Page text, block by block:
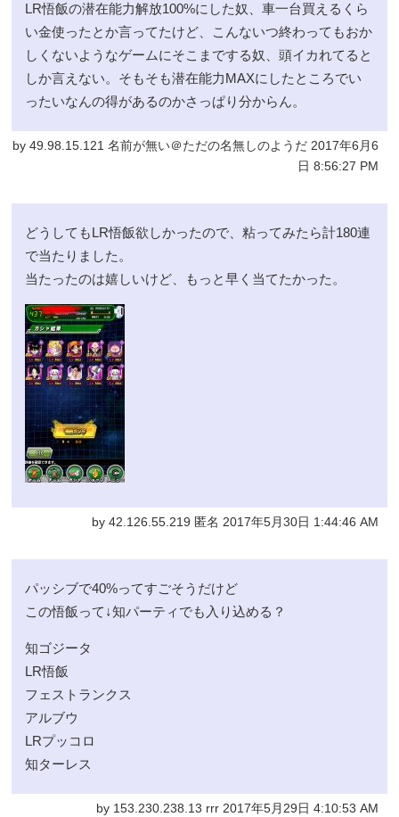
LR悟飯の潜在能力解放100%にした奴、車一台買えるくら
い金使ったとか言ってたけど、こんないつ終わってもおか
しくないようなゲームにそこまでする奴、頭イカれてると
しか言えない。そもそも潜在能力MAXにしたところでい
ったいなんの得があるのかさっぱり分からん。
by 49.98.15.121 名前が無い＠ただの名無しのようだ 2017年6月6
日 8:56:27 PM
どうしてもLR悟飯欲しかったので、粘ってみたら計180連
で当たりました。
当たったのは嬉しいけど、もっと早く当てたかった。
by 42.126.55.219 匿名 2017年5月30日 1:44:46 AM
パッシブで40%ってすごそうだけど
この悟飯って↓知パーティでも入り込める？
知ゴジータ
LR悟飯
フェストランクス
アルブウ
LRプッコロ
知ターレス
by 153.230.238.13 rrr 2017年5月29日 4:10:53 AM